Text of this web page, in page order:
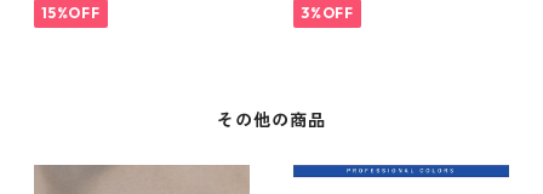
15%OFF 3%OFF
その他の商品